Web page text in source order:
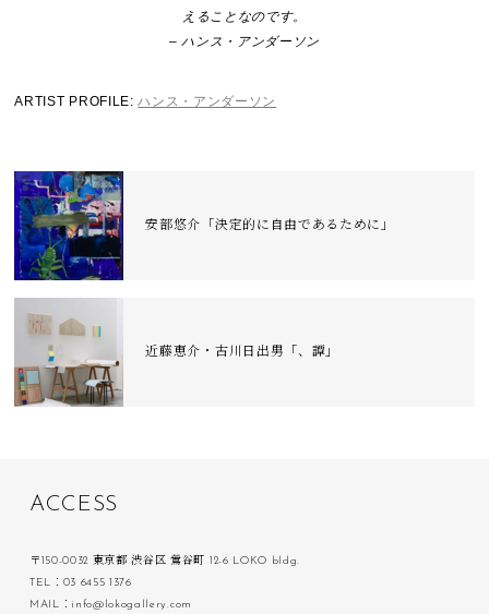
えることなのです。
– ハンス・アンダーソン
ARTIST PROFILE:ハンス・アンダーソン
安部悠介「決定的に自由であるために」
近藤恵介・古川日出男「、譚」
ACC ESS
〒150-0032 東京都 渋谷区 鶯谷町 12-6 LOKO bldg.
TEL：03 6455 1376
MAIL：info@lokogallery.com